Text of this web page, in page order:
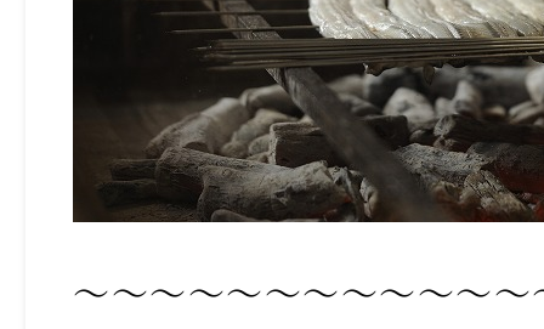
～～～～～～～～～～～